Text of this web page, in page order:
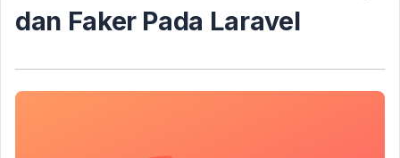
dan Faker Pada Laravel